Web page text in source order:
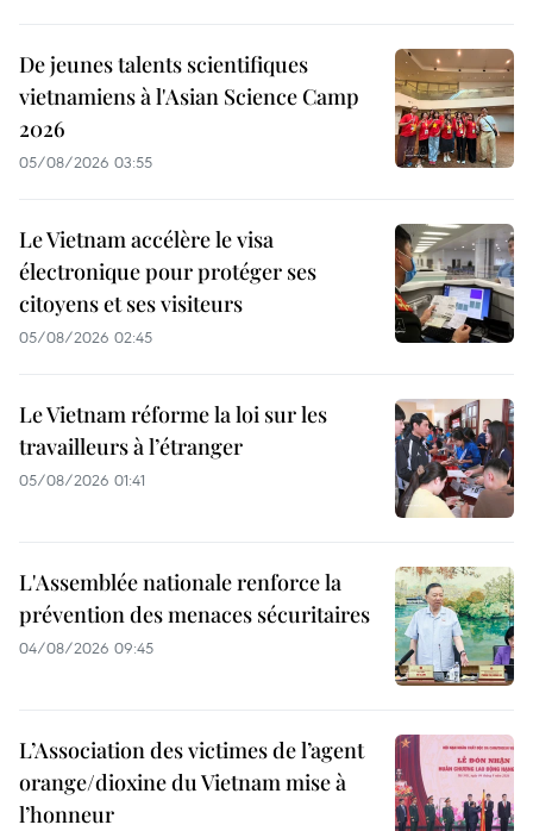
De jeunes talents scientifiques
vietnamiens à l'Asian Science Camp
2026
05/08/2026 03:55
Le Vietnam accélère le visa
électronique pour protéger ses
citoyens et ses visiteurs
05/08/2026 02:45
Le Vietnam réforme la loi sur les
travailleurs à l’étranger
05/08/2026 01:41
L'Assemblée nationale renforce la
prévention des menaces sécuritaires
04/08/2026 09:45
L’Association des victimes de l’agent
orange/dioxine du Vietnam mise à
l’honneur